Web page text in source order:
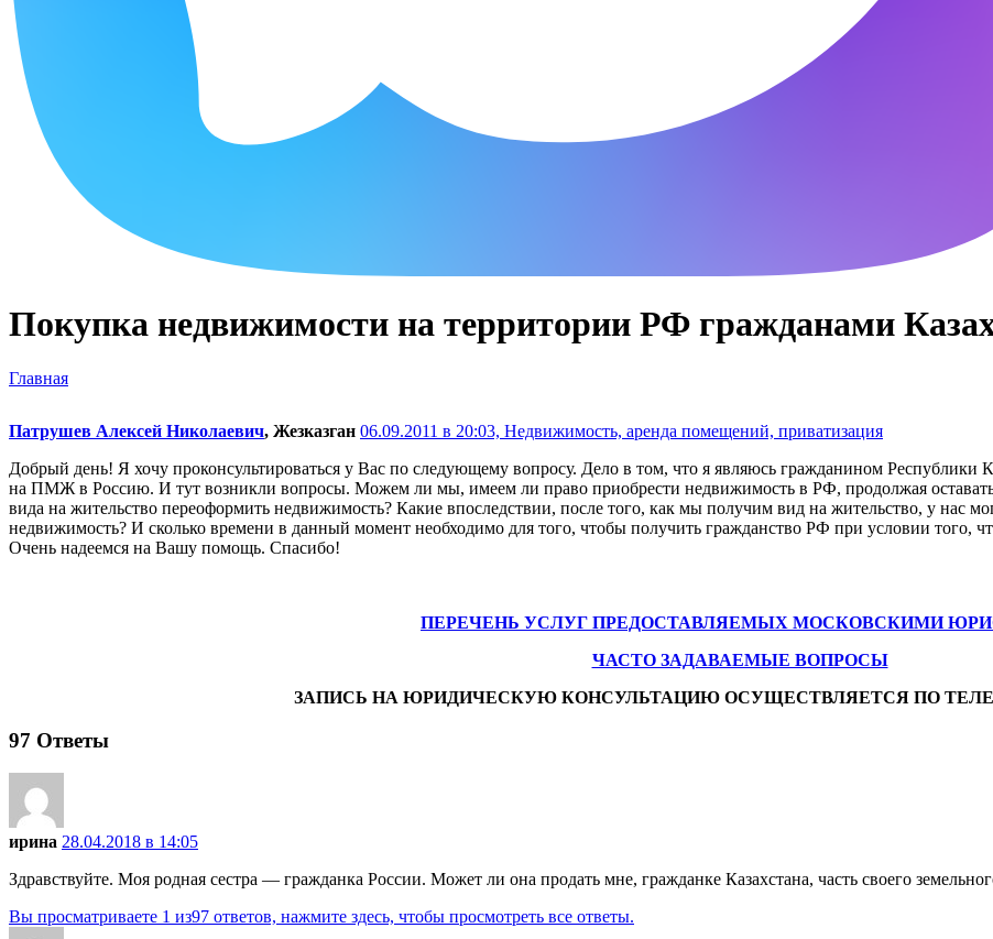
Покупка недвижимости на территории РФ гражданами
Главная
Патрушев Алексей Николаевич, Жезказган 06.09.2011 в 20:03, Недвижимость, аренда помещений, приватизация
Добрый день! Я хочу проконсультироваться у Вас по следующему вопросу. Дело в том, что я являюсь гражданином Республики
на ПМЖ в Россию. И тут возникли вопросы. Можем ли мы, имеем ли право приобрести недвижимость в РФ, продолжая
вида на жительство переоформить недвижимость? Какие впоследствии, после того, как мы получим вид на жительство, у нас
недвижимость? И сколько времени в данный момент необходимо для того, чтобы получить гражданство РФ при условии
Очень надеемся на Вашу помощь. Спасибо!
ПЕРЕЧЕНЬ УСЛУГ ПРЕДОСТАВЛЯЕМЫХ МОСКОВСКИМИ
ЧАСТО ЗАДАВАЕМЫЕ ВОПРОСЫ
ЗАПИСЬ НА ЮРИДИЧЕСКУЮ КОНСУЛЬТАЦИЮ ОСУЩЕСТВЛЯЕТСЯ ПО
97 Ответы
ирина 28.04.2018 в 14:05
Здравствуйте. Моя родная сестра — гражданка России. Может ли она продать мне, гражданке Казахстана, часть своего
Вы просматриваете 1 из97 ответов, нажмите здесь, чтобы просмотреть все ответы.